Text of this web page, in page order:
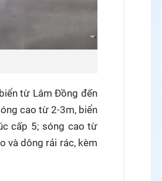
từ Lâm Đồng đến
cao từ 2-3m, biển
cấp 5; sóng cao từ
và dông rải rác, kèm